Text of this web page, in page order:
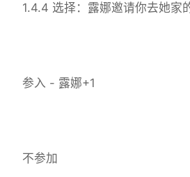
1.4.4 选择：露娜邀请你去她家
参入 - 露娜+1
不参加